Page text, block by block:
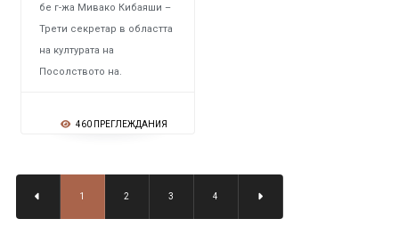
бе г-жа Мивако Кибаяши –
Трети секретар в областта
на културата на
Посолството на.
460 ПРЕГЛЕЖДАНИЯ
1 2 3 4